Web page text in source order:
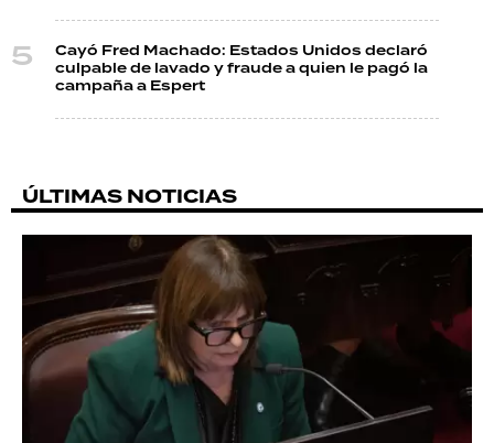
Cayó Fred Machado: Estados Unidos declaró
culpable de lavado y fraude a quien le pagó la
campaña a Espert
ÚLTIMAS NOTICIAS